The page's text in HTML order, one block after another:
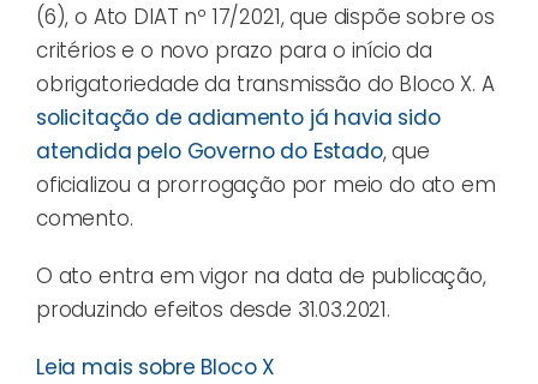
(6), o Ato DIAT nº 17/2021, que dispõe sobre os
critérios e o novo prazo para o início da
obrigatoriedade da transmissão do Bloco X. A
solicitação de adiamento já havia sido
atendida pelo Governo do Estado, que
oficializou a prorrogação por meio do ato em
comento.
O ato entra em vigor na data de publicação,
produzindo efeitos desde 31.03.2021.
Leia mais sobre Bloco X